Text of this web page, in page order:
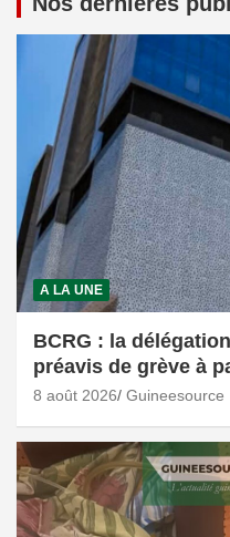
A LA UNE
BCRG : la
préavis de grève à
8 août 2026 Guineesource